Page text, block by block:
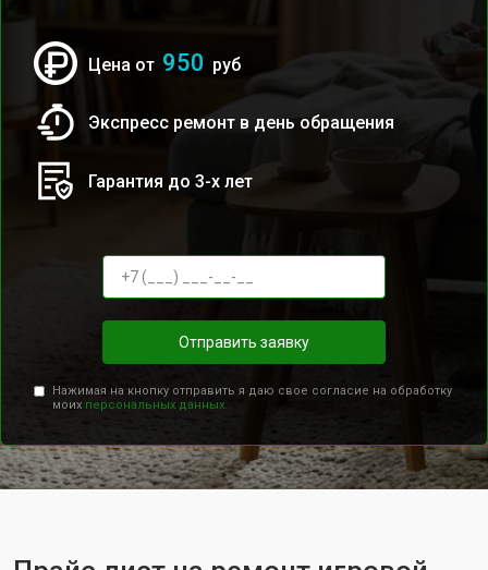
Цена от 950 руб
Экспресс ремонт в день обращения
Гарантия до 3-х лет
Отправить заявку
Нажимая на кнопку отправить я даю свое согласие на обработку
моих персональных данных.